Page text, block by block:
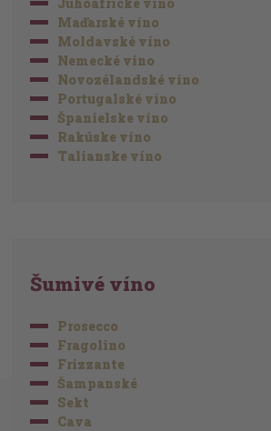
Maďarské víno
Moldavské víno
Nemecké víno
Novozélandské víno
Portugalské víno
Španielske víno
Rakúske víno
Talianske víno
Šumivé víno
Prosecco
Fragolino
Frizzante
Šampanské
Sekt
Cava